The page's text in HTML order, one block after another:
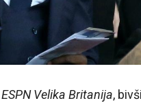
ESPN Velika Britanija,